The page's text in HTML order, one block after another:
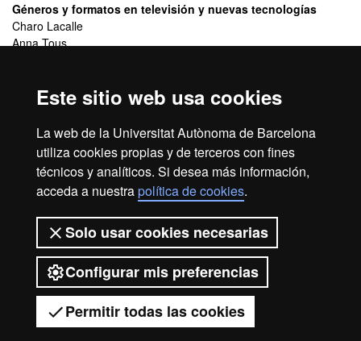
Este sitio web usa cookies
La web de la Universitat Autònoma de Barcelona
utiliza cookies propias y de terceros con fines
técnicos y analíticos. Si desea más información,
acceda a nuestrapolítica de cookies.
Solo usar cookies necesarias
Configurar mis preferencias
Permitir todas las cookies
Tienes dudas?
Géneros y formatos en televisión y nuevas tecnologías
Charo Lacalle
Anna Tous
José Manuel Pérez Tornero
Sociedad del conocimiento y comunicación
Maria Josep Recorder
Aproximación interdisciplinaria a la comunicación de masas
2026 Universitat Autònoma de
Barcelona